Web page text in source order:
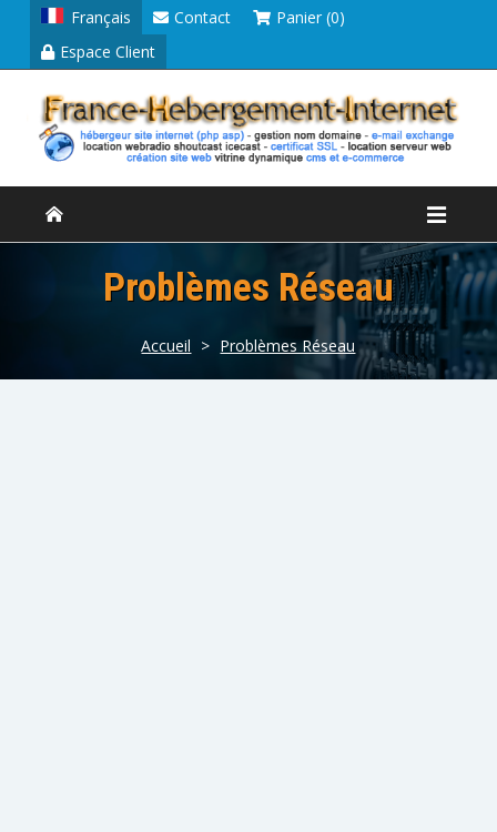
Français Contact
Panier (0)
Espace Client
Problèmes Réseau
Accueil > Problèmes Réseau